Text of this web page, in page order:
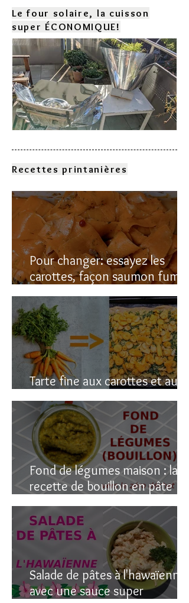
Le four solaire, la cuisson
super ÉCONOMIQUE!
Comment choisir son four
solaire?
Recettes printanières
Pour changer: essayez les
carottes, façon saumon fumé!
(vegan du coup)
Tarte fine aux carottes et aux
fanes
Fond de légumes maison : la
recette de bouillon en pâte
(sain & facile)
Salade de pâtes à l'hawaïenne
avec une sauce super